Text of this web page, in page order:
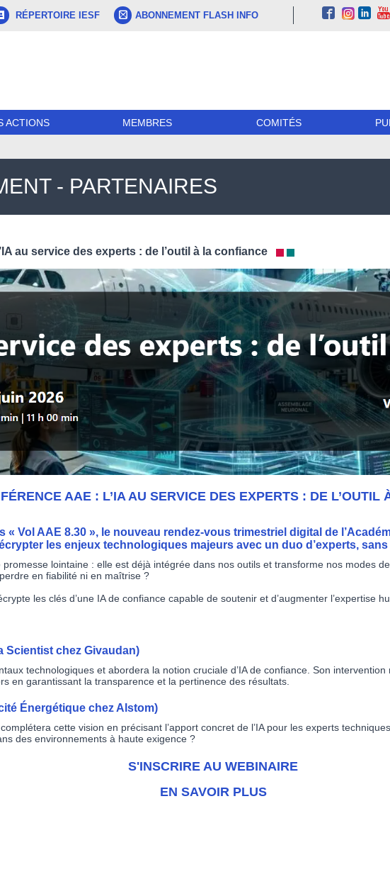
RÉPERTOIRE IESF ABONNEMENT FLASH INFO
ACTIONS MEMBRES COMITÉS
- PARTENAIRES
au service des experts : de l’outil à la confiance
AAE : L’IA AU SERVICE DES EXPERTS : DE L’OUTIL
« Vol AAE 8.30 », le nouveau rendez-vous trimestriel digital de
les enjeux technologiques majeurs avec un duo d’experts,
promesse lointaine : elle est déjà intégrée dans nos outils et transforme nos modes
en fiabilité ni en maîtrise ?
les clés d’une IA de confiance capable de soutenir et d’augmenter l’expertise
Scientist chez Givaudan)
technologiques et abordera la notion cruciale d’IA de confiance. Son
en garantissant la transparence et la pertinence des résultats.
Énergétique chez Alstom)
cette vision en précisant l’apport concret de l’IA pour les experts
des environnements à haute exigence ?
S'INSCRIRE AU WEBINAIRE
EN SAVOIR PLUS